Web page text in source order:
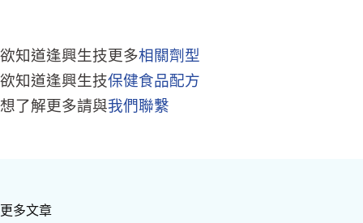
欲知道逢興生技更多相關劑型
欲知道逢興生技保健食品配方
想了解更多請與我們聯繫
更多文章